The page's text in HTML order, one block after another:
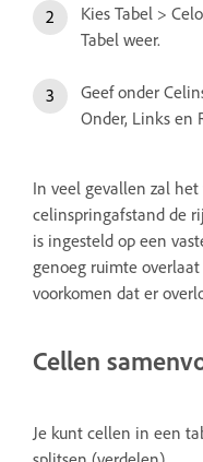
Kies Tabel >
Tabel weer.
Geef onder
Onder, Links en
In veel gevallen zal
celinspringafstand de
is ingesteld op een
genoeg ruimte
voorkomen dat er
Cellen
Je kunt cellen in een